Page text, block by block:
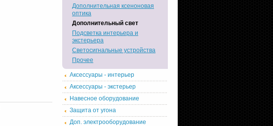
Дополнительная ксеноновая
оптика
Дополнительный свет
Подсветка интерьера и
экстерьера
Светосигнальные устройства
Прочее
Аксессуары - интерьер
Аксессуары - экстерьер
Навесное оборудование
Защита от угона
Доп. электрооборудование